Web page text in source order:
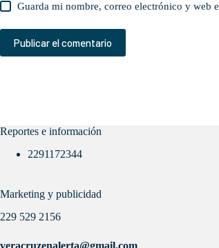
Guarda mi nombre, correo electrónico y web
Publicar el comentario
Reportes e información
2291172344
Marketing y publicidad
229 529 2156
veracruzenalerta@gmail.com